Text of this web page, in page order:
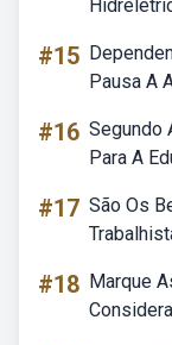
#15
Pausa A
#16 Segundo
Para A
#17 São Os
#18 Marque